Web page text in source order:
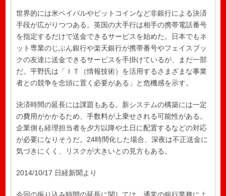
世界的には米ペイパルやビットコインなど非銀行による決済
手段が広がりつつある。英国の大手行は相手の携帯電話番号
を指定するだけで送金できるサービスを始めた。日本でもネ
ット専業のじぶん銀行や楽天銀行が携帯番号やフェイスブッ
クの友達に送金できるサービスを手掛けているが、まだ一部
だ。平野氏は「ＩＴ（情報技術）を活用するさまざまな事業
者との競争を念頭に置く必要がある」と危機感を示す。
決済時間の延長には課題もある。新システムの構築には一定
の費用がかかるため、手数料が上乗せされる可能性がある。
企業側も経理担当者を夕方以降や土日に配置するなどの対応
が必要になりそうだ。24時間化した場合、深夜は不正送金に
気づきにくく、リスクが大きいとの見方もある。
2014/10/17 日経新聞より